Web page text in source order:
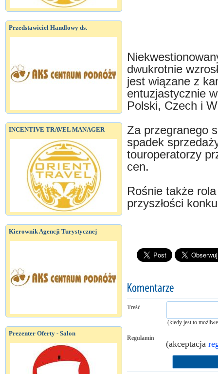
Przedstawiciel Handlowy ds.
INCENTIVE TRAVEL MANAGER
Kierownik Agencji Turystycznej
Prezenter Oferty - Salon
dwukrotnie
jest wiązane z
entuzjastycznie
Polski, Czech i
Za przegranego
spadek
touroperatorzy
cen.
Rośnie także
przyszłości
Treść
(kiedy jest to
Regulamin
(akceptacja